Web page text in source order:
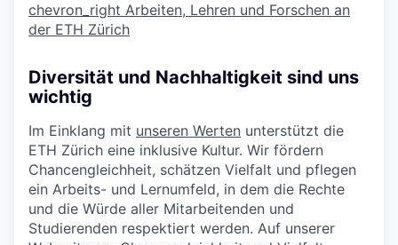
chevron_right Arbeiten, Lehren und Forschen an
der ETH Zürich
Diversität und Nachhaltigkeit sind uns
wichtig
Im Einklang mit unseren Werten unterstützt die
ETH Zürich eine inklusive Kultur. Wir fördern
Chancengleichheit, schätzen Vielfalt und pflegen
ein Arbeits- und Lernumfeld, in dem die Rechte
und die Würde aller Mitarbeitenden und
Studierenden respektiert werden. Auf unserer